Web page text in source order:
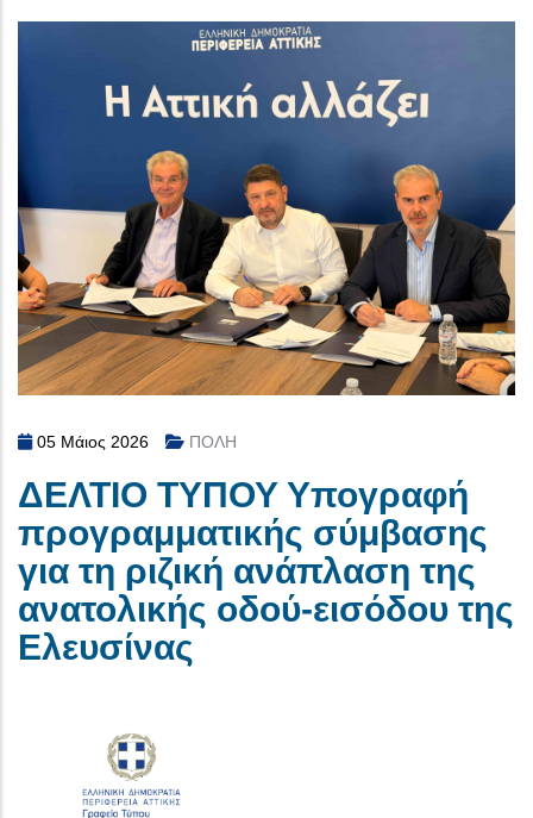
05 Μάιος 2026 ΠΟΛΗ
ΔΕΛΤΙΟ ΤΥΠΟΥ Υπογραφή
προγραμματικής σύμβασης
για τη ριζική ανάπλαση της
ανατολικής οδού-εισόδου της
Ελευσίνας